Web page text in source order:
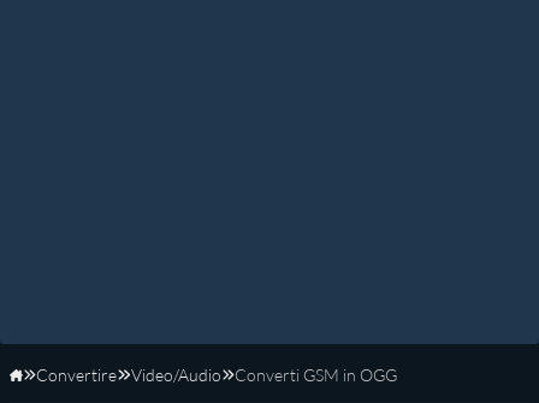
Home
Convertire Video/Audio Converti GSM in OGG